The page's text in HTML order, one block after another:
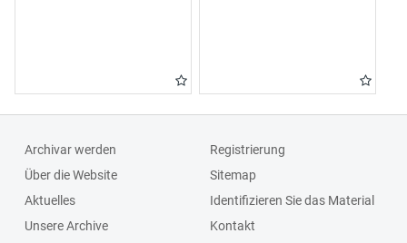
Archivar werden
Über die Website
Aktuelles
Unsere Archive
Registrierung
Sitemap
Identifizieren Sie das Material
Kontakt